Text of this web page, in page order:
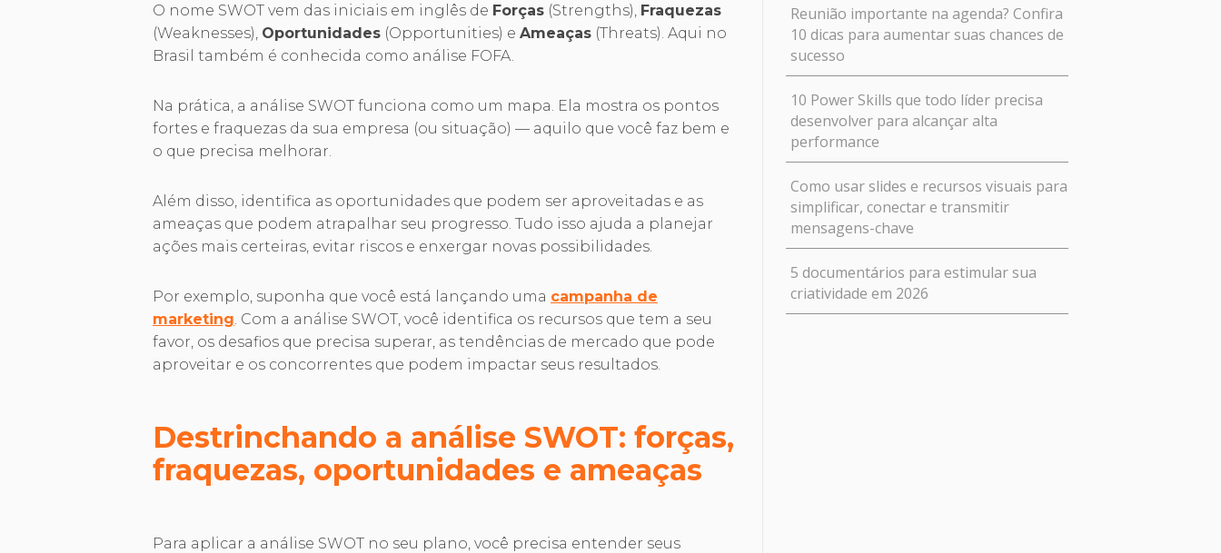
O nome SWOT vem das iniciais em inglês de Forças (Strengths), Fraquezas
(Weaknesses), Oportunidades (Opportunities) e Ameaças (Threats). Aqui no
Brasil também é conhecida como análise FOFA.
Na prática, a análise SWOT funciona como um mapa. Ela mostra os pontos
fortes e fraquezas da sua empresa (ou situação) — aquilo que você faz bem e
o que precisa melhorar.
Além disso, identifica as oportunidades que podem ser aproveitadas e as
ameaças que podem atrapalhar seu progresso. Tudo isso ajuda a planejar
ações mais certeiras, evitar riscos e enxergar novas possibilidades.
Por exemplo, suponha que você está lançando uma campanha de
marketing. Com a análise SWOT, você identifica os recursos que tem a seu
favor, os desafios que precisa superar, as tendências de mercado que pode
aproveitar e os concorrentes que podem impactar seus resultados.
Destrinchando a análise SWOT: forças,
fraquezas, oportunidades e ameaças
Para aplicar a análise SWOT no seu plano, você precisa entender seus
Reunião importante na agenda? Confira
10 dicas para aumentar suas chances de
sucesso
10 Power Skills que todo líder precisa
desenvolver para alcançar alta
performance
Como usar slides e recursos visuais para
simplificar, conectar e transmitir
mensagens-chave
5 documentários para estimular sua
criatividade em 2026